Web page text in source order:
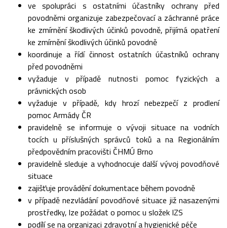
ve spolupráci s ostatními účastníky ochrany před
povodněmi organizuje zabezpečovací a záchranné práce
ke zmírnění škodlivých účinků povodně, přijímá opatření
ke zmírnění škodlivých účinků povodně
koordinuje a řídí činnost ostatních účastníků ochrany
před povodněmi
vyžaduje v případě nutnosti pomoc fyzických a
právnických osob
vyžaduje v případě, kdy hrozí nebezpečí z prodlení
pomoc Armády ČR
pravidelně se informuje o vývoji situace na vodních
tocích u příslušných správců toků a na Regionálním
předpovědním pracovišti ČHMÚ Brno
pravidelně sleduje a vyhodnocuje další vývoj povodňové
situace
zajišťuje provádění dokumentace během povodně
v případě nezvládání povodňové situace již nasazenými
prostředky, lze požádat o pomoc u složek IZS
podílí se na organizaci zdravotní a hygienické péče